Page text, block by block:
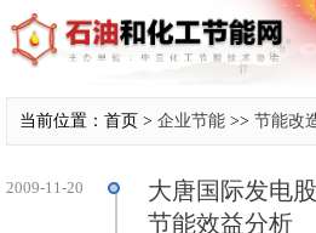
当前位置：首页 > 企业节能 >> 节能改
2009-11-20
大唐国际发电
节能效益分析